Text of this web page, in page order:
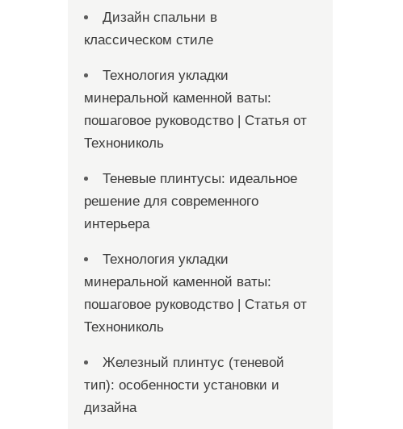
Дизайн спальни в
классическом стиле
Технология укладки
минеральной каменной ваты:
пошаговое руководство | Статья от
Технониколь
Теневые плинтусы: идеальное
решение для современного
интерьера
Технология укладки
минеральной каменной ваты:
пошаговое руководство | Статья от
Технониколь
Железный плинтус (теневой
тип): особенности установки и
дизайна